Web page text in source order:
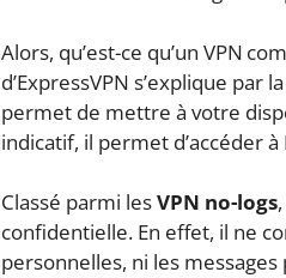
Alors, qu’est-ce qu’un VPN
d’ExpressVPN s’explique par la
permet de mettre à votre
indicatif, il permet d’accéder à
Classé parmi lesVPN no-logs
confidentielle. En effet, il ne
personnelles, ni les